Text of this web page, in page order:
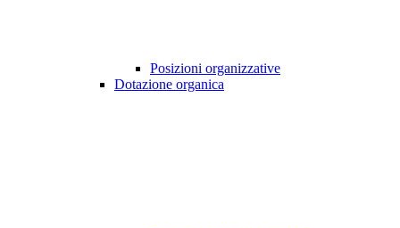
Posizioni organizzative
Dotazione organica